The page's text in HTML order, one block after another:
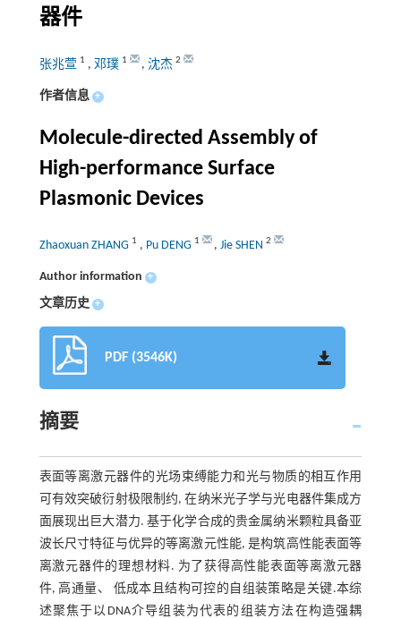
器件
张兆萱 1 , 邓璞 1 , 沈杰 2
作者信息 +
Molecule-directed Assembly of
High-performance Surface
Plasmonic Devices
Zhaoxuan ZHANG 1 , Pu DENG 1 , Jie SHEN 2
Author information +
文章历史 +
PDF (3546K)
摘要
表面等离激元器件的光场束缚能力和光与物质的相互作用
可有效突破衍射极限制约, 在纳米光子学与光电器件集成方
面展现出巨大潜力. 基于化学合成的贵金属纳米颗粒具备亚
波长尺寸特征与优异的等离激元性能, 是构筑高性能表面等
离激元器件的理想材料. 为了获得高性能表面等离激元器
件, 高通量、 低成本且结构可控的自组装策略是关键.本综
述聚焦于以DNA介导组装为代表的组装方法在构造强耦